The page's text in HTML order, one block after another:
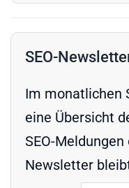
SEO-
Im monatlichen
eine Übersicht
SEO-
Newsletter